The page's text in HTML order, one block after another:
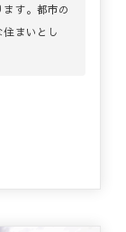
す。都市の
まいとし